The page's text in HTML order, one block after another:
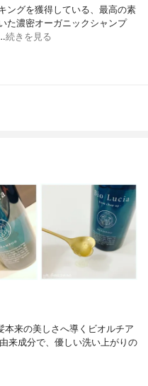
ングを獲得している、最高の素
た濃密オーガニックシャンプ
続きを見る
本来の美しさへ導くビオルチア
来成分で、優しい洗い上がりの